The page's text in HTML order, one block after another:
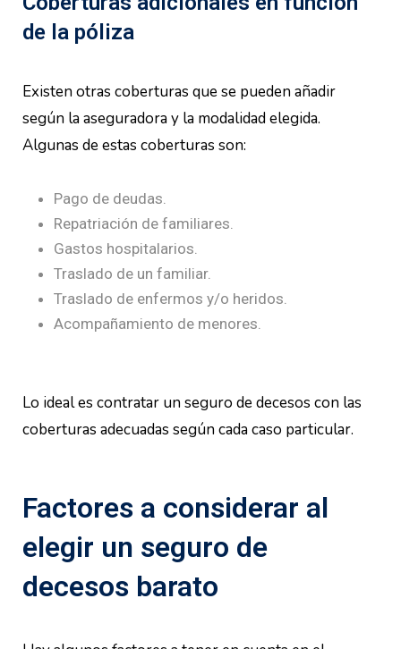
de la póliza
Existen otras coberturas que se pueden añadir
según la aseguradora y la modalidad elegida.
Algunas de estas coberturas son:
Pago de deudas.
Repatriación de familiares.
Gastos hospitalarios.
Traslado de un familiar.
Traslado de enfermos y/o heridos.
Acompañamiento de menores.
Lo ideal es contratar un seguro de decesos con las
coberturas adecuadas según cada caso particular.
Factores a considerar al
elegir un seguro de
decesos barato